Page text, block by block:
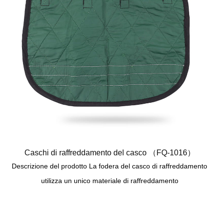
Caschi di raffreddamento del casco （FQ-1016）
Descrizione del prodotto La fodera del casco di raffreddamento
utilizza un unico materiale di raffreddamento